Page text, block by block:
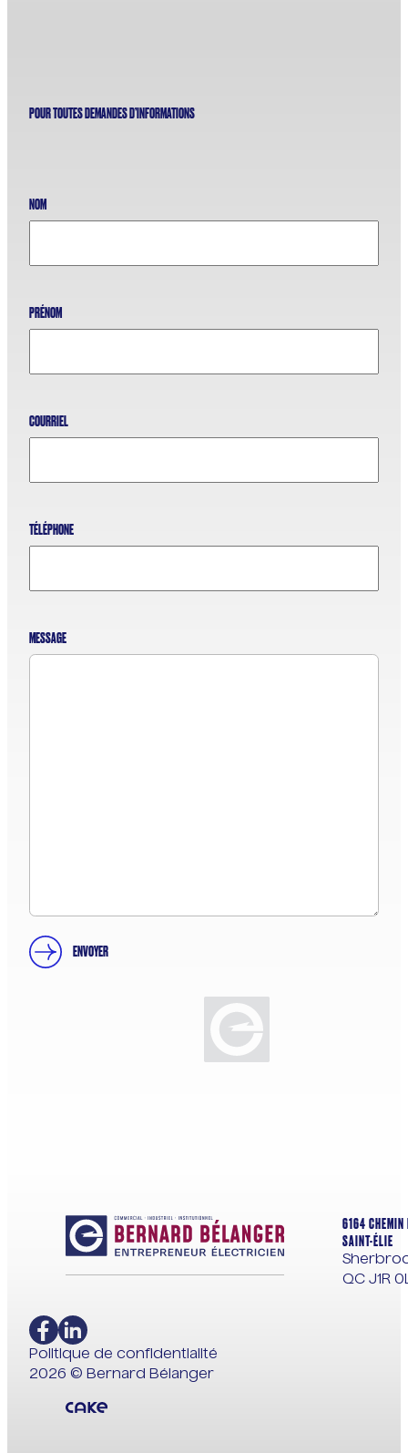
POUR TOUTES DEMANDES D’INFORMATIONS
NOM
PRÉNOM
COURRIEL
TÉLÉPHONE
MESSAGE
ENVOYER
6164 CHEMIN
SAINT-ÉLIE
QC J1R
Politique de confidentialité
2026 © Bernard Bélanger